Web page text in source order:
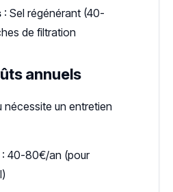
: Sel régénérant (40-
de filtration
annuels
nécessite un entretien
: 40-80€/an (pour